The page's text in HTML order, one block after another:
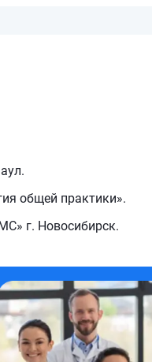
общей практики».
г. Новосибирск.